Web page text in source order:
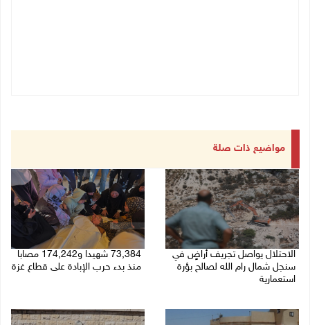
مواضيع ذات صلة
الاحتلال يواصل تجريف أراضٍ في
سنجل شمال رام الله لصالح بؤرة
استعمارية
73,384 شهيدا و174,242 مصابا
منذ بدء حرب الإبادة على قطاع غزة